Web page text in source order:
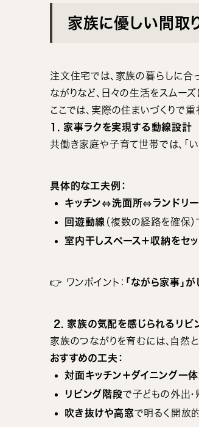
家族に優しい間取
注文住宅では、家族の暮らしに合
ながりなど、日々の生活をスムー
ここでは、実際の住まいづくりで
1. 家事ラクを実現する動線設計
共働き家庭や子育て世帯では、「
具体的な工夫例：
キッチン⇔洗面所⇔ランドリ
回遊動線 （複数の経路を確保
室内干しスペース＋収納をセ
👉 ワンポイント： 「ながら家事」
2. 家族の気配を感じられるリビ
家族のつながりを育むには、自然
おすすめの工夫：
対面キッチン＋ダイニング一
リビング階段で子どもの外出
吹き抜けや高窓で明るく開放